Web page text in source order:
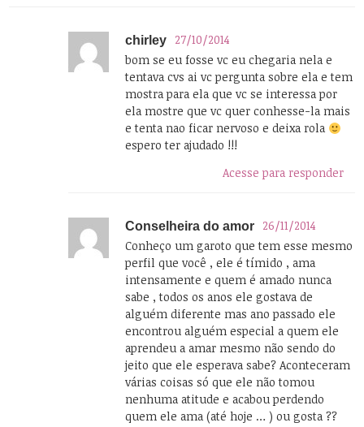
chirley
27/10/2014
bom se eu fosse vc eu chegaria nela e
tentava cvs ai vc pergunta sobre ela e tem
mostra para ela que vc se interessa por
ela mostre que vc quer conhesse-la mais
e tenta nao ficar nervoso e deixa rola
espero ter ajudado !!!
Acesse para responder
Conselheira do amor
26/11/2014
Conheço um garoto que tem esse mesmo
perfil que você , ele é tímido , ama
intensamente e quem é amado nunca
sabe , todos os anos ele gostava de
alguém diferente mas ano passado ele
encontrou alguém especial a quem ele
aprendeu a amar mesmo não sendo do
jeito que ele esperava sabe? Aconteceram
várias coisas só que ele não tomou
nenhuma atitude e acabou perdendo
quem ele ama (até hoje … ) ou gosta ??